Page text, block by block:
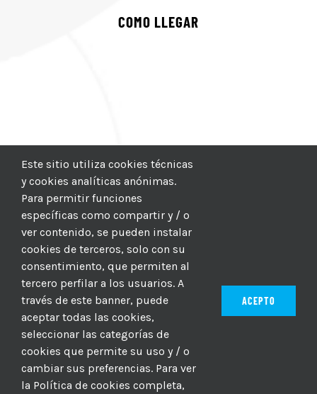
COMO LLEGAR
© 2012–2025 |CICIC| Hosting: Hosting Para PYMES
MBAGIO.COM
| Todos los derechos reservados
Este sitio utiliza cookies técnicas
y cookies analíticas anónimas.
Para permitir funciones
específicas como compartir y / o
ver contenido, se pueden instalar
cookies de terceros, solo con su
consentimiento, que permiten al
tercero perfilar a los usuarios. A
través de este banner, puede
aceptar todas las cookies,
seleccionar las categorías de
cookies que permite su uso y / o
cambiar sus preferencias. Para ver
la Política de cookies completa,
ACEPTO